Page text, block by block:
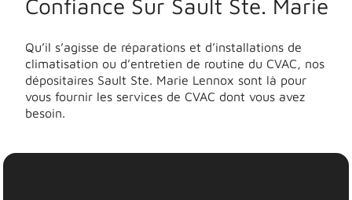
Confiance Sur Sault Ste. Marie
Qu’il s’agisse de réparations et d’installations de
climatisation ou d’entretien de routine du CVAC, nos
dépositaires Sault Ste. Marie Lennox sont là pour
vous fournir les services de CVAC dont vous avez
besoin.